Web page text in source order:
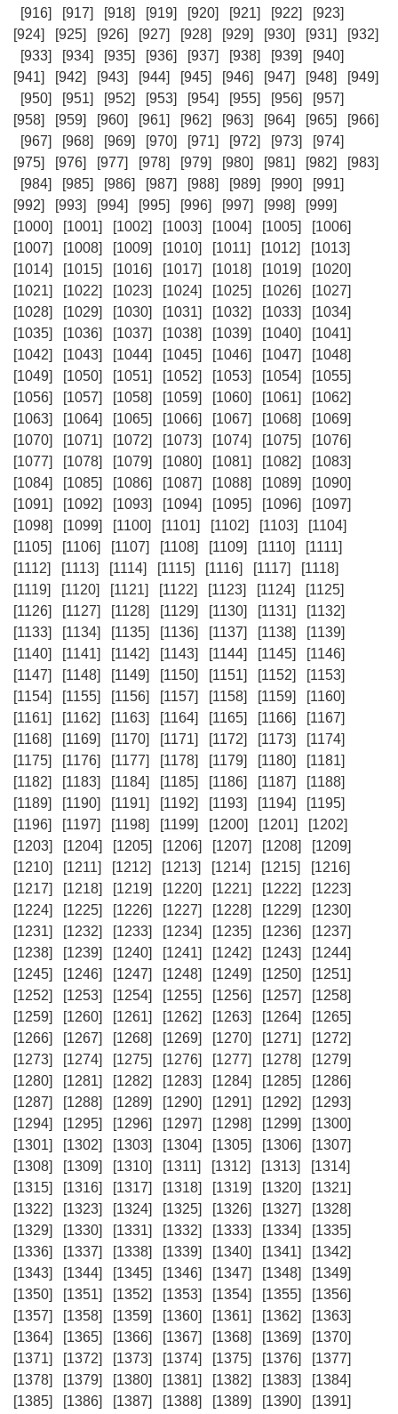
[916] [917] [918] [919] [920] [921] [922]
[923]
[924]
[925] [926] [927] [928] [929] [930] [931]
[932]
[933]
[934] [935] [936] [937] [938] [939]
[940]
[941]
[942] [943] [944] [945] [946] [947] [948]
[949]
[950]
[951] [952] [953] [954] [955] [956]
[957]
[958]
[959] [960] [961] [962] [963] [964] [965]
[966]
[967]
[968] [969] [970] [971] [972] [973]
[974]
[975]
[976] [977] [978] [979] [980] [981] [982]
[983]
[984]
[985] [986] [987] [988] [989] [990]
[991]
[992]
[993] [994] [995] [996] [997] [998]
[999]
[1000]
[1001] [1002] [1003] [1004] [1005]
[1006]
[1007]
[1008] [1009] [1010] [1011] [1012]
[1013]
[1014]
[1015] [1016] [1017] [1018] [1019]
[1020]
[1021]
[1022] [1023] [1024] [1025] [1026]
[1027]
[1028]
[1029] [1030] [1031] [1032] [1033]
[1034]
[1035]
[1036] [1037] [1038] [1039] [1040]
[1041]
[1042]
[1043] [1044] [1045] [1046] [1047]
[1048]
[1049]
[1050] [1051] [1052] [1053] [1054]
[1055]
[1056]
[1057] [1058] [1059] [1060] [1061]
[1062]
[1063]
[1064] [1065] [1066] [1067] [1068]
[1069]
[1070]
[1071] [1072] [1073] [1074] [1075]
[1076]
[1077]
[1078] [1079] [1080] [1081] [1082]
[1083]
[1084]
[1085] [1086] [1087] [1088] [1089]
[1090]
[1091]
[1092] [1093] [1094] [1095] [1096]
[1097]
[1098]
[1099] [1100] [1101] [1102] [1103]
[1104]
[1105]
[1106] [1107] [1108] [1109] [1110]
[1111]
[1112]
[1113] [1114] [1115] [1116] [1117]
[1118]
[1119]
[1120] [1121] [1122] [1123] [1124]
[1125]
[1126]
[1127] [1128] [1129] [1130] [1131]
[1132]
[1133]
[1134] [1135] [1136] [1137] [1138]
[1139]
[1140]
[1141] [1142] [1143] [1144] [1145]
[1146]
[1147]
[1148] [1149] [1150] [1151] [1152]
[1153]
[1154]
[1155] [1156] [1157] [1158] [1159]
[1160]
[1161]
[1162] [1163] [1164] [1165] [1166]
[1167]
[1168]
[1169] [1170] [1171] [1172] [1173]
[1174]
[1175]
[1176] [1177] [1178] [1179] [1180]
[1181]
[1182]
[1183] [1184] [1185] [1186] [1187]
[1188]
[1189]
[1190] [1191] [1192] [1193] [1194]
[1195]
[1196]
[1197] [1198] [1199] [1200] [1201]
[1202]
[1203]
[1204] [1205] [1206] [1207] [1208]
[1209]
[1210]
[1211] [1212] [1213] [1214] [1215]
[1216]
[1217]
[1218] [1219] [1220] [1221] [1222]
[1223]
[1224]
[1225] [1226] [1227] [1228] [1229]
[1230]
[1231]
[1232] [1233] [1234] [1235] [1236]
[1237]
[1238]
[1239] [1240] [1241] [1242] [1243]
[1244]
[1245]
[1246] [1247] [1248] [1249] [1250]
[1251]
[1252]
[1253] [1254] [1255] [1256] [1257]
[1258]
[1259]
[1260] [1261] [1262] [1263] [1264]
[1265]
[1266]
[1267] [1268] [1269] [1270] [1271]
[1272]
[1273]
[1274] [1275] [1276] [1277] [1278]
[1279]
[1280]
[1281] [1282] [1283] [1284] [1285]
[1286]
[1287]
[1288] [1289] [1290] [1291] [1292]
[1293]
[1294]
[1295] [1296] [1297] [1298] [1299]
[1300]
[1301]
[1302] [1303] [1304] [1305] [1306]
[1307]
[1308]
[1309] [1310] [1311] [1312] [1313]
[1314]
[1315]
[1316] [1317] [1318] [1319] [1320]
[1321]
[1322]
[1323] [1324] [1325] [1326] [1327]
[1328]
[1329]
[1330] [1331] [1332] [1333] [1334]
[1335]
[1336]
[1337] [1338] [1339] [1340] [1341]
[1342]
[1343]
[1344] [1345] [1346] [1347] [1348]
[1349]
[1350]
[1351] [1352] [1353] [1354] [1355]
[1356]
[1357]
[1358] [1359] [1360] [1361] [1362]
[1363]
[1364]
[1365] [1366] [1367] [1368] [1369]
[1370]
[1371]
[1372] [1373] [1374] [1375] [1376]
[1377]
[1378]
[1379] [1380] [1381] [1382] [1383]
[1384]
[1385]
[1386] [1387] [1388] [1389] [1390]
[1391]